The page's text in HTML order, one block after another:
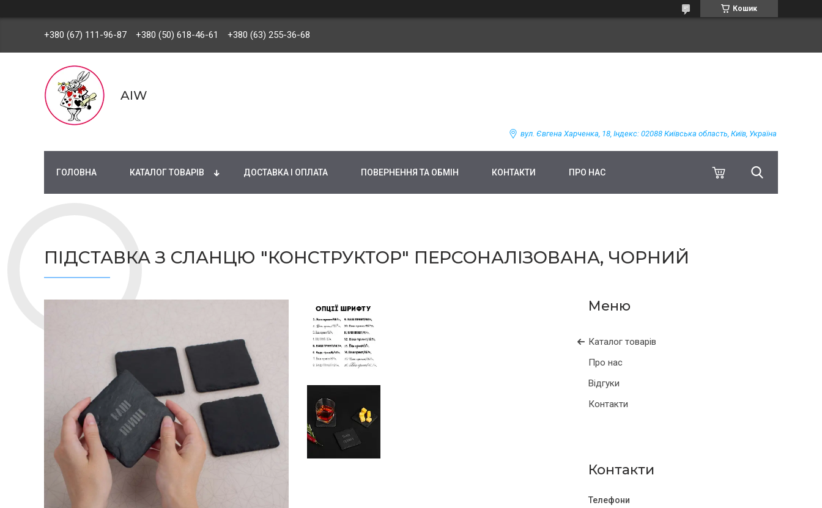
Кошик
+380 (67) 111-96-87 +380 (50) 618-46-61 +380 (63) 255-36-68
AIW
вул. Євгена Харченка, 18, Індекс: 02088 Київська область, Київ, Україна
ГОЛОВНА КАТАЛОГ ТОВАРІВ ДОСТАВКА І ОПЛАТА ПОВЕРНЕННЯ ТА ОБМІН КОНТАКТИ ПРО НАС
ПІДСТАВКА З СЛАНЦЮ "КОНСТРУКТОР" ПЕРСОНАЛІЗОВАНА, ЧОРНИЙ
Каталог товарів
Про нас
Відгуки
Контакти
Контакти